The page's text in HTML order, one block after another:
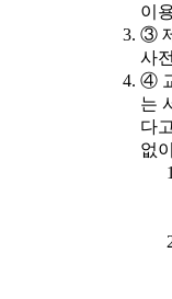
이
③
사
④
는
다
없